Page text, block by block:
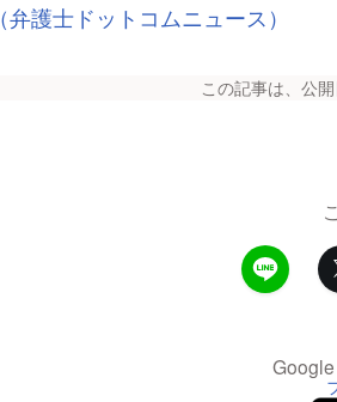
（弁護士ドットコムニュース）
この記事は、公